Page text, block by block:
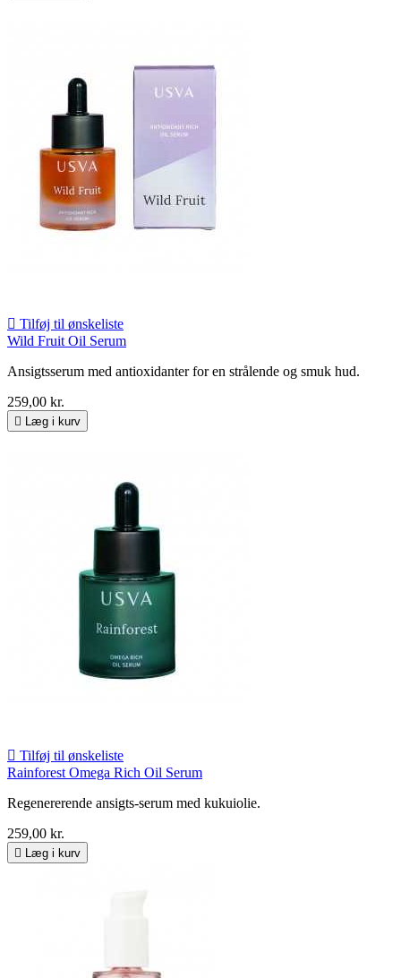
 Tilføj til ønskeliste
Wild Fruit Oil Serum
Ansigtsserum med antioxidanter for en strålende og smuk hud.
259,00 kr.
 Læg i kurv
 Tilføj til ønskeliste
Rainforest Omega Rich Oil Serum
Regenererende ansigts-serum med kukuiolie.
259,00 kr.
 Læg i kurv